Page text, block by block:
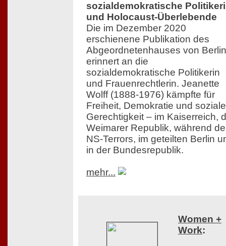
sozialdemokratische
und Holocaust-Überlebende
Die im Dezember 2020
erschienene Publikation des
Abgeordnetenhauses von Berlin
erinnert an die
sozialdemokratische Politikerin
und Frauenrechtlerin. Jeanette
Wolff (1888-1976) kämpfte für
Freiheit, Demokratie und soziale
Gerechtigkeit – im Kaiserreich,
Weimarer Republik, während
NS-Terrors, im geteilten Berlin
in der Bundesrepublik.
mehr...
Women +
Work: